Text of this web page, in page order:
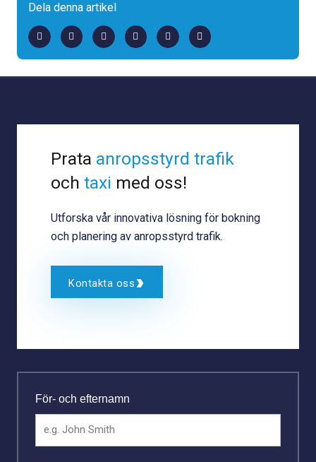
Dela denna artikel
Prata anropsstyrd trafik
och taxi med oss!
Utforska vår innovativa lösning för bokning
och planering av anropsstyrd trafik.
Kontakta oss
För- och efternamn